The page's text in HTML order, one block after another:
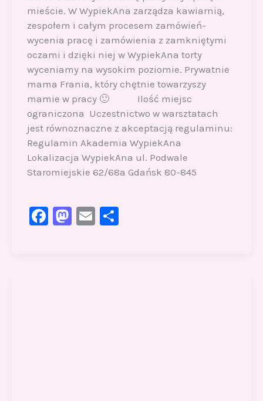
mieście. W WypiekAna zarządza kawiarnią,
zespołem i całym procesem zamówień-
wycenia pracę i zamówienia z zamkniętymi
oczami i dzięki niej w WypiekAna torty
wyceniamy na wysokim poziomie. Prywatnie
mama Frania, który chętnie towarzyszy
mamie w pracy 🙂 Ilość miejsc
ograniczona Uczestnictwo w warsztatach
jest równoznaczne z akceptacją regulaminu:
Regulamin Akademia WypiekAna
Lokalizacja WypiekAna ul. Podwale
Staromiejskie 62/68a Gdańsk 80-845
F
M E S